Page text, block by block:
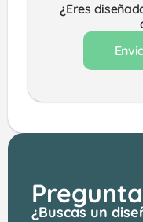
¿Eres
¿Buscas un